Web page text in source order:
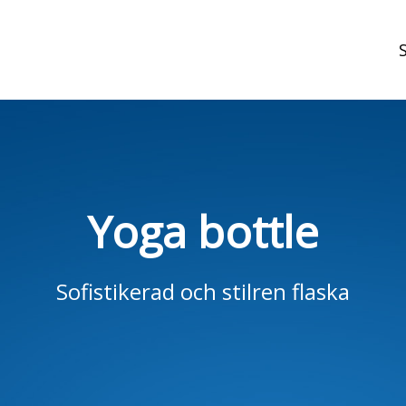
Yoga bottle
Sofistikerad och stilren flaska